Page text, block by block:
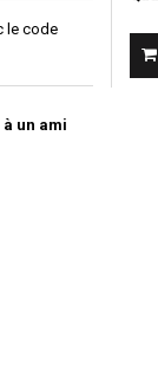
le code
à un ami